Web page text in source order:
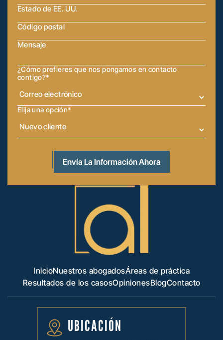
¿Cómo prefieres que nos pongamos en contacto
contigo?*
Elija una opción*
InicioNuestros abogadosÁreas de práctica
Resultados de los casosOpinionesBlogContacto
UBICACIÓN